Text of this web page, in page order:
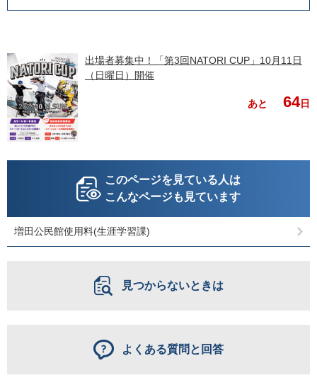
出場者募集中！「第3回NATORI CUP」10月11日
（日曜日）開催
あと 64日
このページを見ている人は
こんなページも見ています
増田公民館使用料(生涯学習課)
見つからないときは
よくある質問と回答